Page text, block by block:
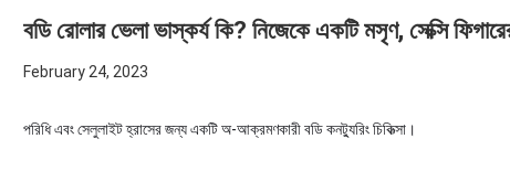
বডি রোলার ভেলা ভাস্কর্য কি? নিজেকে একটি মসৃণ, সেক্সি
February 24, 2023
পরিধি এবং সেলুলাইট হ্রাসের জন্য একটি অ-আক্রমণকারী বডি কনট্যুরিং চিকিত্সা।